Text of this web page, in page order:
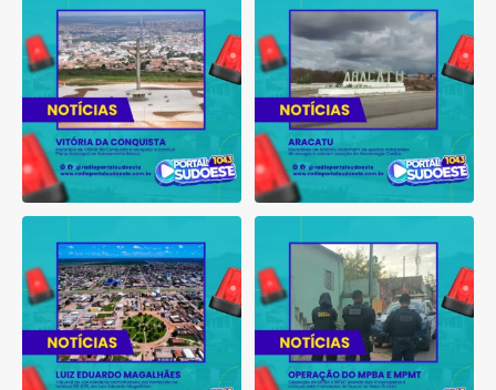
Conquista é obrigado a
1 0
reclamam de quedas
constantes...
1
caminhoneiro por...
1 0
prende dois investigados e
1 0